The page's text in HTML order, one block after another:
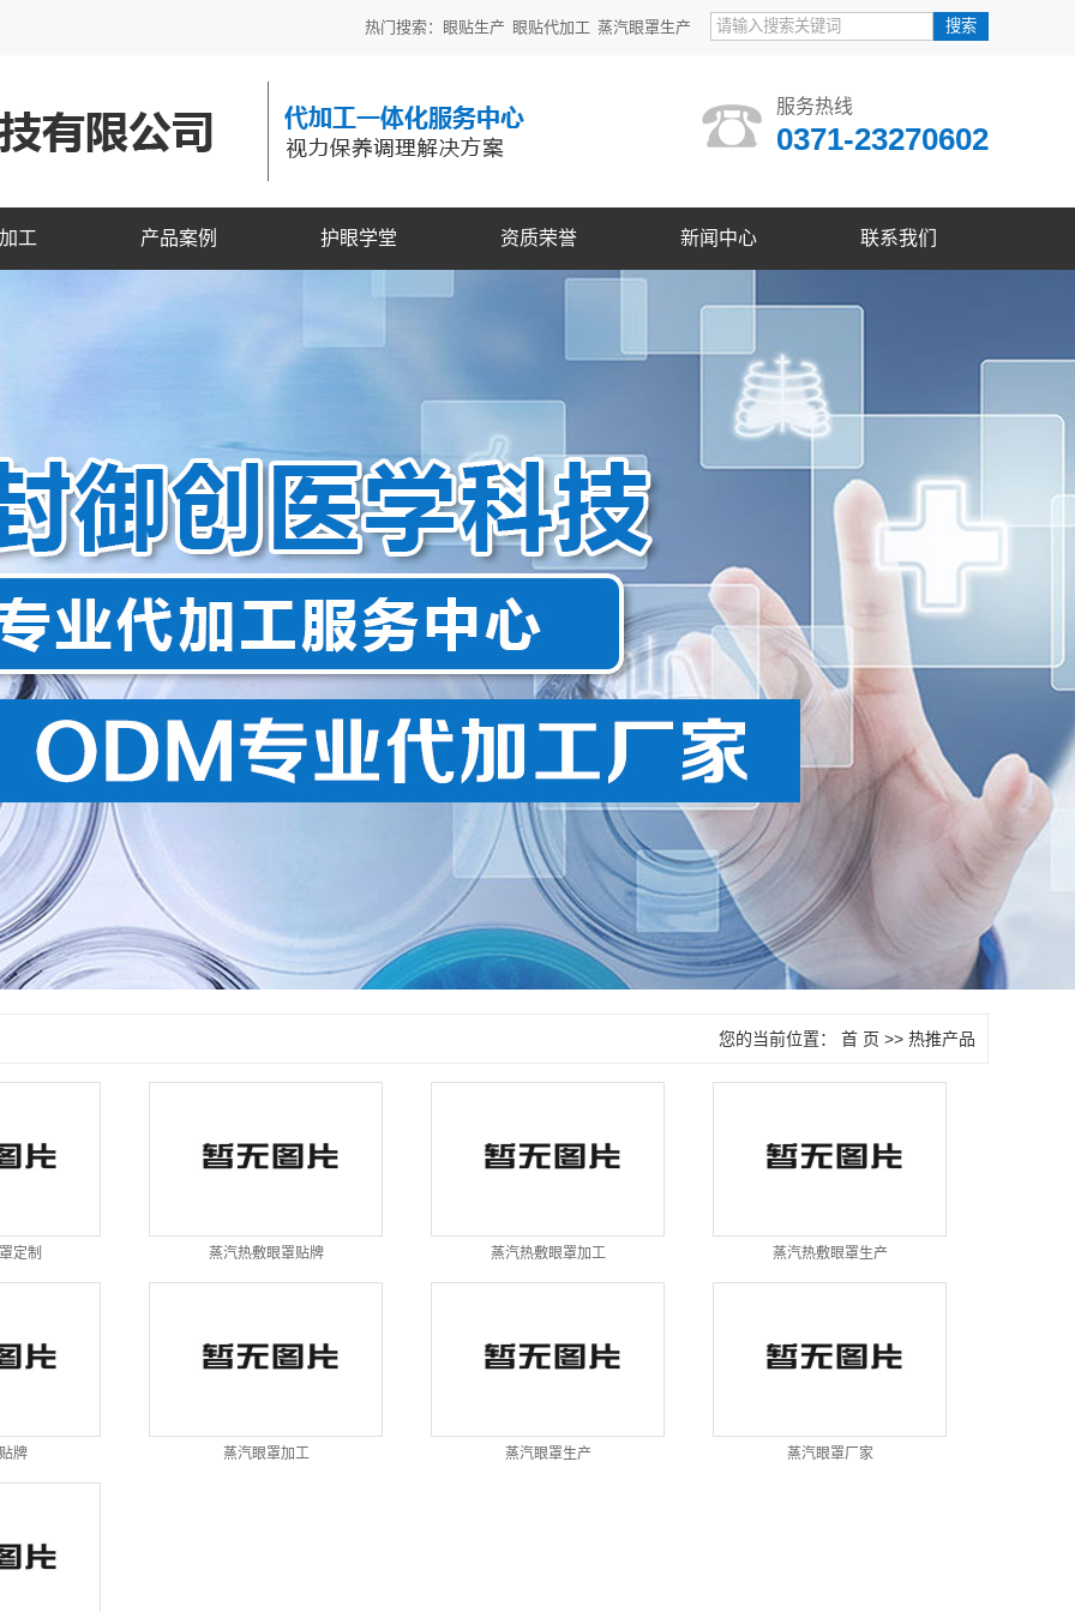
热门搜索： 眼贴生产 眼贴代加工 蒸汽眼罩生产
服务热线
0371-23270602
工 产品案例 护眼学堂 资质荣誉 新闻中心 联系我们
您的当前位置： 首 页 >> 热推产品
定制 蒸汽热敷眼罩贴牌 蒸汽热敷眼罩加工 蒸汽热敷眼罩生产
牌 蒸汽眼罩加工 蒸汽眼罩生产 蒸汽眼罩厂家